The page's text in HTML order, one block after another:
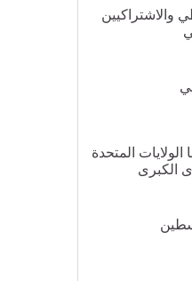
والاشتراكيين
المتحدة
الكبرى